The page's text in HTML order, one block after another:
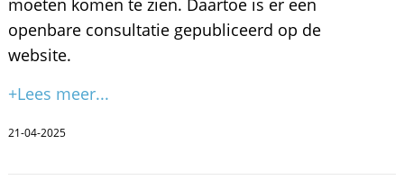
moeten komen te zien. Daartoe is er een
openbare consultatie gepubliceerd op de
website.
+Lees meer...
21-04-2025